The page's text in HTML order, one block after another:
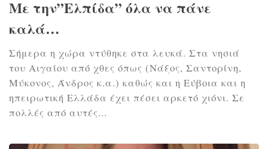
Με την”Ελπίδα” όλα να πάνε
καλά…
Σήμερα η χώρα ντύθηκε στα λευκά. Στα νησιά
του Αιγαίου από χθες όπως (Νάξος, Σαντορίνη,
Μύκονος, Άνδρος κ.α.) καθώς και η Εύβοια και η
ηπειρωτική Ελλάδα έχει πέσει αρκετό χιόνι. Σε
πολλές από αυτές...